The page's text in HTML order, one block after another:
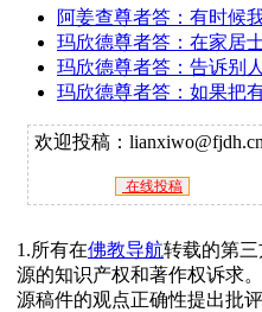
阿姜查尊者答：有时候
玛欣德尊者答：在家居
玛欣德尊者答：告诉别
玛欣德尊者答：如果把
欢迎投稿：lianxiwo@fjdh.cn
在线投稿
1.所有在佛教导航转载的第
源的知识产权和著作权诉求
源稿件的观点正确性提出批评